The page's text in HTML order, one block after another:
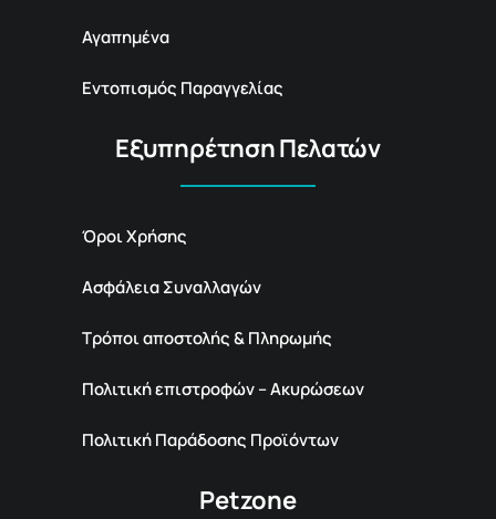
Αγαπημένα
Εντοπισμός Παραγγελίας
Εξυπηρέτηση Πελατών
Όροι Χρήσης
Ασφάλεια Συναλλαγών
Τρόποι αποστολής & Πληρωμής
Πολιτική επιστροφών – Ακυρώσεων
Πολιτική Παράδοσης Προϊόντων
Petzone